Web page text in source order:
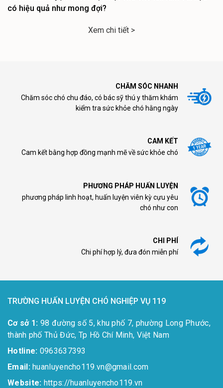
có hiệu quả như mong đợi?
Xem chi tiết >
CHĂM SÓC NHANH
Chăm sóc chó chu đáo, có bác sỹ thú y thăm khám
kiểm tra sức khỏe chó hằng ngày
CAM KẾT
Cam kết bằng hợp đồng mạnh mẽ về sức khỏe chó
PHƯƠNG PHÁP HUẤN LUYỆN
phương pháp linh hoạt, huấn luyện viên kỳ cựu yêu
chó như con
CHI PHÍ
Chi phí hợp lý, đưa đón miễn phí
TRƯỜNG HUẤN LUYỆN CHÓ NGHIỆP VỤ 119
Cơ sở 1: 98 đường số 5, khu phố 7, phường Long Phước,
thành phố Thủ Đức, Tp Hồ Chí Minh, Việt Nam
Hotline: 0963637393​
Email:huanluyencho119.vn@gmail.com
Website: https://huanluyencho119.vn